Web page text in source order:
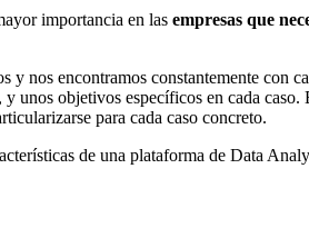
importancia en las empresas que
nos encontramos constantemente con
unos objetivos específicos en cada
para cada caso concreto.
de una plataforma de Data